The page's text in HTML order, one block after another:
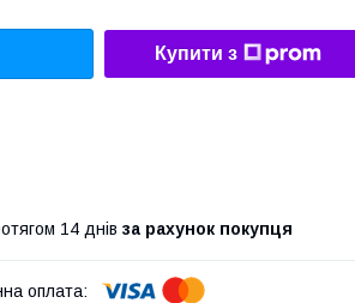
Купити з
14 днів за рахунок покупця